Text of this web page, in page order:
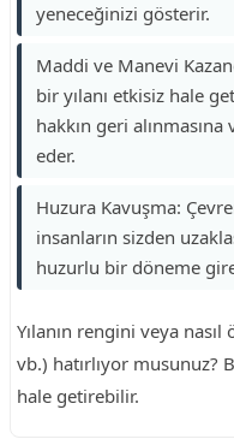
yeneceğinizi gösterir.
Maddi ve Manevi
bir yılanı etkisiz hale
hakkın geri
eder.
Huzura Kavuşma:
insanların sizden
huzurlu bir döneme
Yılanın rengini veya
vb.) hatırlıyor musunuz?
hale getirebilir.